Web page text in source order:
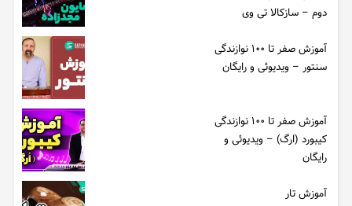
دوم – سازکالا تی وی
آموزش صفر تا ۱۰۰ نوازندگی
سنتور – ویدیوئی و رایگان
آموزش صفر تا ۱۰۰ نوازندگی
کیبورد (ارگ) – ویدیوئی و
رایگان
آموزش تار